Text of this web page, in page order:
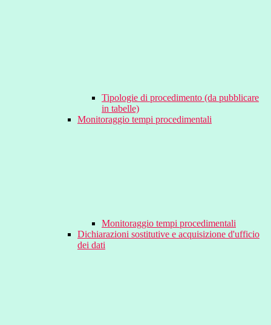
Tipologie di procedimento (da pubblicare
in tabelle)
Monitoraggio tempi procedimentali
Monitoraggio tempi procedimentali
Dichiarazioni sostitutive e acquisizione d'ufficio
dei dati